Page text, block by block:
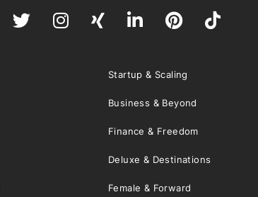
Startup & Scaling
Business & Beyond
Finance & Freedom
Deluxe & Destinations
Female & Forward